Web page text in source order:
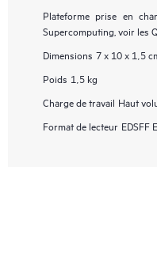
Plateforme prise en
Supercomputing, voir les
Dimensions 7 x 10 x 1,5
Poids 1,5 kg
Charge de travail Haut
Format de lecteur EDSFF